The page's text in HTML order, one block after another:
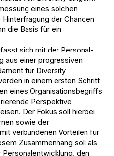
eines solchen
der Chancen
die Basis für ein
sich mit der Personal-
aus einer progressiven
für Diversity
in einem ersten Schritt
eines Organisationsbegriffs
Perspektive
Der Fokus soll hierbei
sowie der
verbundenen Vorteilen für
Zusammenhang soll als
den